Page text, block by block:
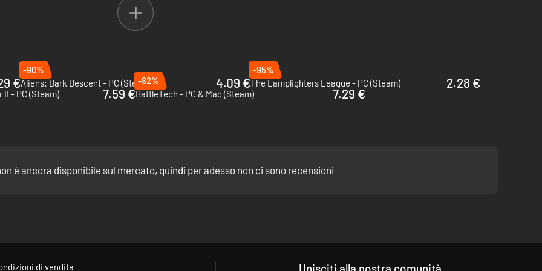
battaglia in continua evoluzione per fare in modo che ogni mossa conti: le tue decisioni rendono ogni partita diversa.
€
-90%
Aliens: Dark Descent - PC (Steam)
4.09 €
-95%
The Lamplighters League - PC (Steam)
2.28 €
II - PC (Steam)
7.59 €
-82%
BattleTech - PC & Mac (Steam)
7.29 €
è ancora disponibile sul mercato, quindi per adesso non ci sono recensioni
di vendita Unisciti alla nostra comunità